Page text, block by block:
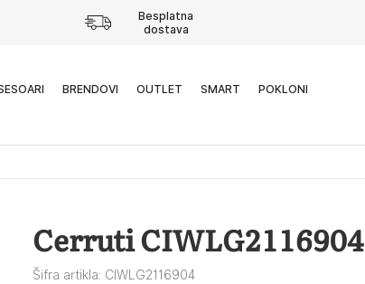
Besplatna
dostava
BRENDOVI OUTLET SMART POKLONI
Cerruti CIWLG2116904
Šifra artikla: CIWLG2116904